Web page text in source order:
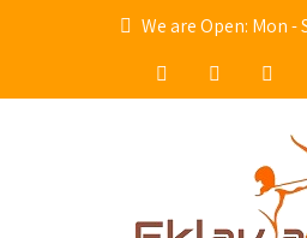
We are Open: Mon -